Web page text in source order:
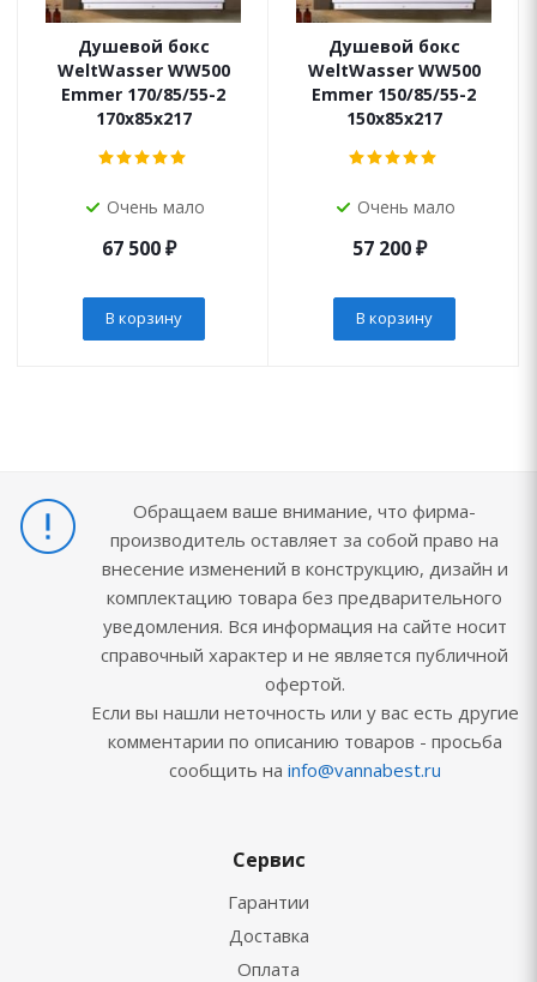
Душевой бокс
WeltWasser WW500
Emmer 170/85/55-2
170х85х217
Очень мало
67 500₽
В корзину
Душевой бокс
WeltWasser WW500
Emmer 150/85/55-2
150х85х217
Очень мало
57 200₽
В корзину
Обращаем ваше внимание, что фирма-
производитель оставляет за собой право на
внесение изменений в конструкцию, дизайн и
комплектацию товара без предварительного
уведомления. Вся информация на сайте носит
справочный характер и не является публичной
офертой.
Если вы нашли неточность или у вас есть другие
комментарии по описанию товаров - просьба
сообщить на info@vannabest.ru
Сервис
Гарантии
Доставка
Оплата